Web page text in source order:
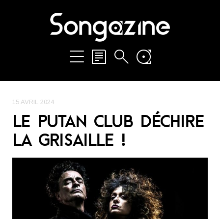
15 AVRIL 2024
LE PUTAN CLUB DÉCHIRE
LA GRISAILLE !